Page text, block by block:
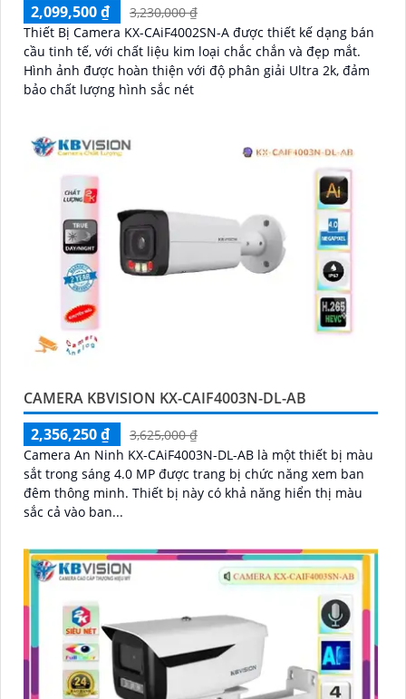
2,099,500 ₫
3,230,000 ₫
Thiết Bị Camera KX-CAiF4002SN-A được thiết kế dạng bán
cầu tinh tế, với chất liệu kim loại chắc chắn và đẹp mắt.
Hình ảnh được hoàn thiện với độ phân giải Ultra 2k, đảm
bảo chất lượng hình sắc nét
CAMERA KBVISION KX-CAIF4003N-DL-AB
2,356,250 ₫
3,625,000 ₫
Camera An Ninh KX-CAiF4003N-DL-AB là một thiết bị màu
sắt trong sáng 4.0 MP được trang bị chức năng xem ban
đêm thông minh. Thiết bị này có khả năng hiển thị màu
sắc cả vào ban...